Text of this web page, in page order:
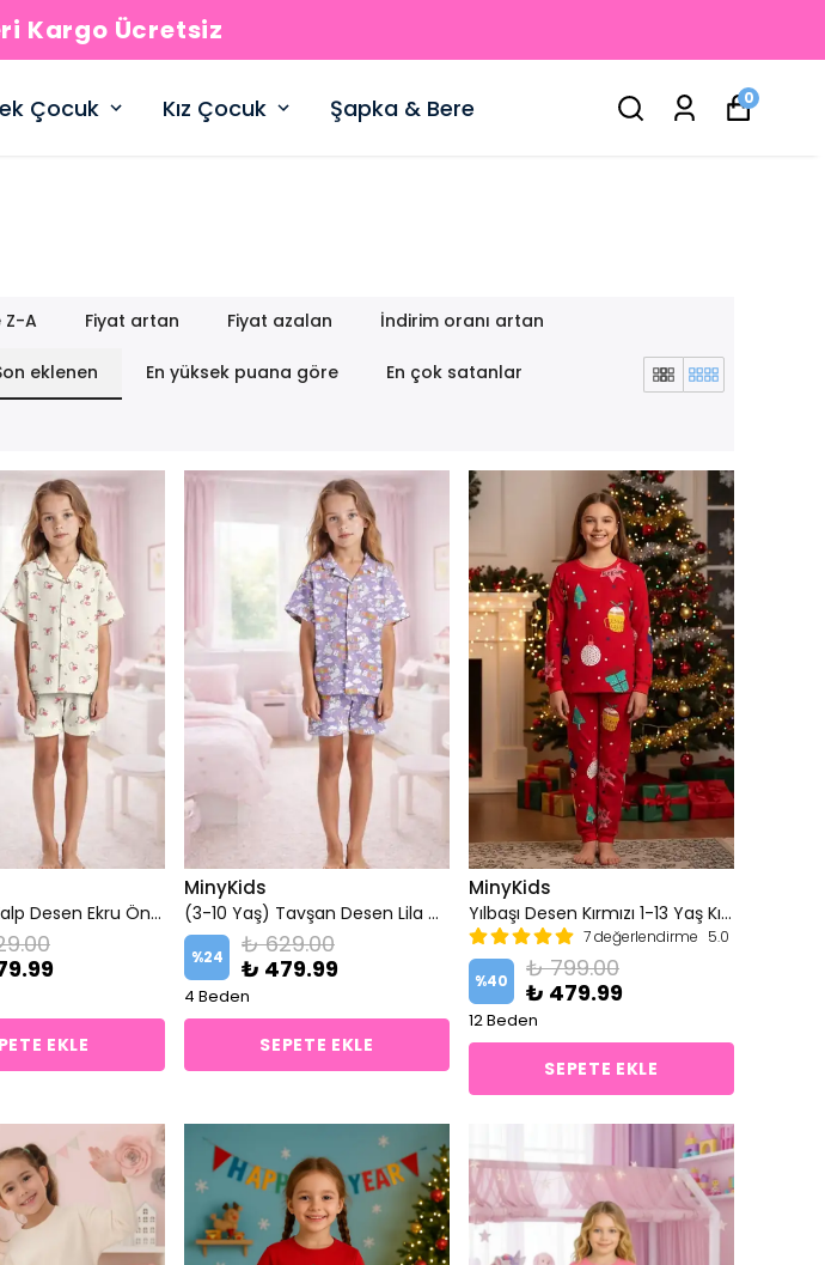
Kargo Ücretsiz
Çocuk Kız Çocuk Şapka & Bere 0
Z-A Fiyat artan Fiyat azalan İndirim oranı artan
eklenen En yüksek puana göre En çok satanlar
(3-10 Yaş) Kalp Desen Ekru Önden Düğmeli Şortlu Kız Çocuk Pijama Takım
EKLE
MinyKids
(3-10 Yaş) Tavşan Desen Lila Önden Düğmeli Şortlu Kız Çocuk Pijama Takım
%24
₺ 629.00
₺ 479.99
4 Beden
SEPETE EKLE
MinyKids
Yılbaşı Desen Kırmızı 1-13 Yaş Kız Çocuk Pijama Takım
7 değerlendirme 5.0
%40
₺ 799.00
₺ 479.99
12 Beden
SEPETE EKLE